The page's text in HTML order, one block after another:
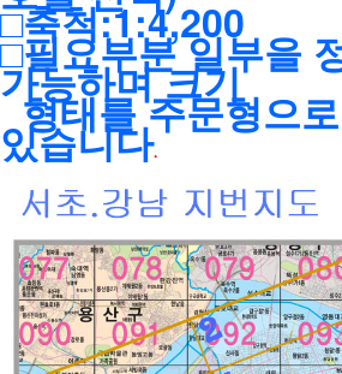
□축척:1:4,200
□필요부분 일부을
가능하며 크기
형태를 주문형으
있습니다.